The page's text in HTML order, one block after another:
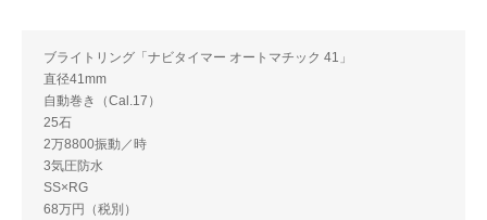
ブライトリング「ナビタイマー オートマチック 41」
直径41mm
自動巻き（Cal.17）
25石
2万8800振動／時
3気圧防水
SS×RG
68万円（税別）